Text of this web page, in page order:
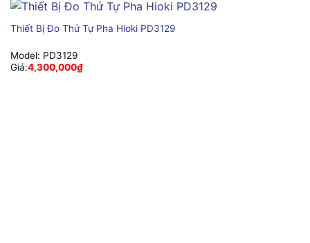
Thiết Bị Đo Thứ Tự Pha Hioki PD3129
Model: PD3129
Giá:4,300,000₫